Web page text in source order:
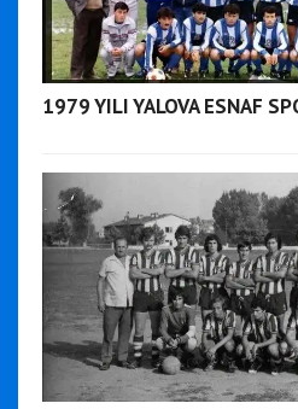
1979 YILI YALOVA ESNAF